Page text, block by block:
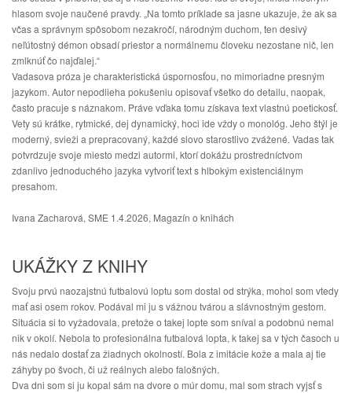
hlasom svoje naučené pravdy. „Na tomto príklade sa jasne ukazuje, že ak sa
včas a správnym spôsobom nezakročí, národným duchom, ten desivý
neľútostný démon obsadí priestor a normálnemu človeku nezostane nič, len
zmlknúť čo najďalej.“
Vadasova próza je charakteristická úspornosťou, no mimoriadne presným
jazykom. Autor nepodlieha pokušeniu opisovať všetko do detailu, naopak,
často pracuje s náznakom. Práve vďaka tomu získava text vlastnú poetickosť.
Vety sú krátke, rytmické, dej dynamický, hoci ide vždy o monológ. Jeho štýl je
moderný, svieži a prepracovaný, každé slovo starostlivo zvážené. Vadas tak
potvrdzuje svoje miesto medzi autormi, ktorí dokážu prostredníctvom
zdanlivo jednoduchého jazyka vytvoriť text s hlbokým existenciálnym
presahom.
Ivana Zacharová, SME 1.4.2026, Magazín o knihách
UKÁŽKY Z KNIHY
Svoju prvú naozajstnú futbalovú loptu som dostal od strýka, mohol som vtedy
mať asi osem rokov. Podával mi ju s vážnou tvárou a slávnostným gestom.
Situácia si to vyžadovala, pretože o takej lopte som sníval a podobnú nemal
nik v okolí. Nebola to profesionálna futbalová lopta, k takej sa v tých časoch u
nás nedalo dostať za žiadnych okolností. Bola z imitácie kože a mala aj tie
záhyby po švoch, či už reálnych alebo falošných.
Dva dni som si ju kopal sám na dvore o múr domu, mal som strach vyjsť s